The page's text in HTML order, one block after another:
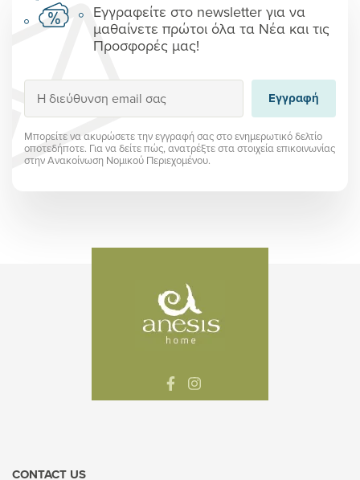
Εγγραφείτε στο newsletter για να
μαθαίνετε πρώτοι όλα τα Νέα και τις
Προσφορές μας!
Εγγραφή
Εγγραφή
Μπορείτε να ακυρώσετε την εγγραφή σας στο ενημερωτικό δελτίο
οποτεδήποτε. Για να δείτε πώς, ανατρέξτε στα στοιχεία επικοινωνίας
στην Ανακοίνωση Νομικού Περιεχομένου.
CONTACT US